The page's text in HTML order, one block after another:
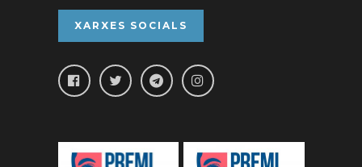
XARXES SOCIALS